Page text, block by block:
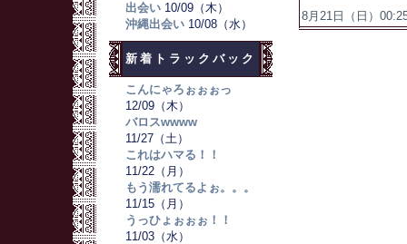
出会い10/09（木）
沖縄出会い10/08（水）
新着トラックバック
こんにゃろぉぉぉっ
12/09（木）
バロスwwww
11/27（土）
これはハマる！！
11/22（月）
もう濡れてるよぉ。。。
11/15（月）
うっひょぉぉぉ！！
11/03（水）
8月21日（日）